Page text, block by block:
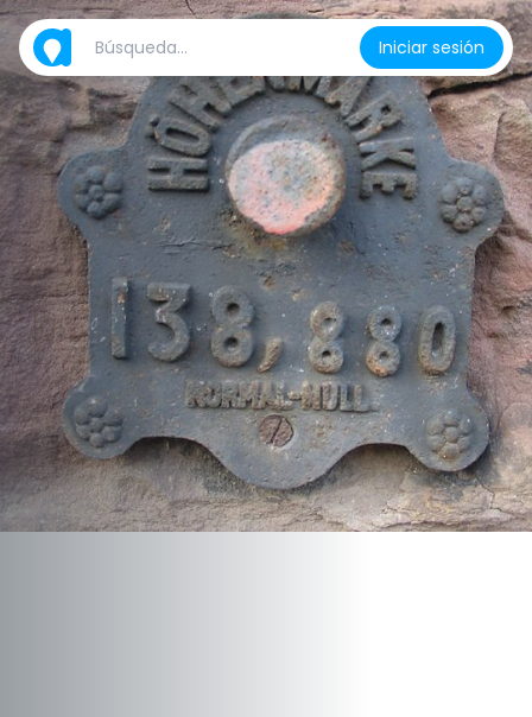
Iniciar sesión